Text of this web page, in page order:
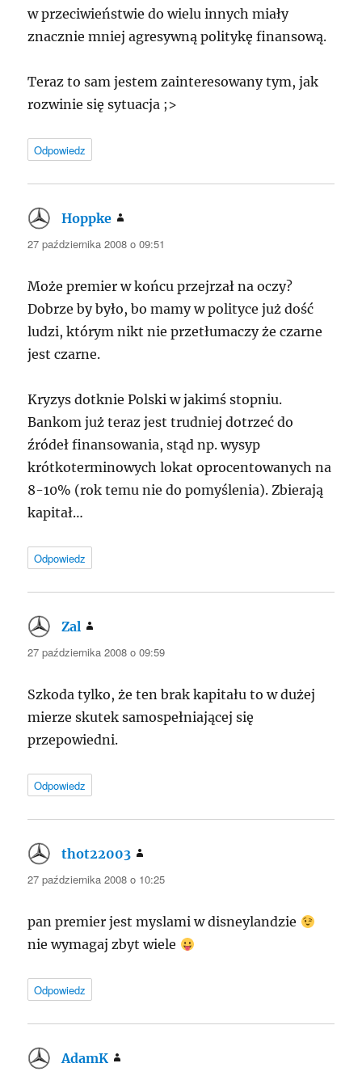
w przeciwieństwie do wielu innych miały
znacznie mniej agresywną politykę finansową.
Teraz to sam jestem zainteresowany tym, jak
rozwinie się sytuacja ;>
Odpowiedz
Hoppke
27 października 2008 o 09:51
Może premier w końcu przejrzał na oczy?
Dobrze by było, bo mamy w polityce już dość
ludzi, którym nikt nie przetłumaczy że czarne
jest czarne.
Kryzys dotknie Polski w jakimś stopniu.
Bankom już teraz jest trudniej dotrzeć do
źródeł finansowania, stąd np. wysyp
krótkoterminowych lokat oprocentowanych na
8-10% (rok temu nie do pomyślenia). Zbierają
kapitał…
Odpowiedz
Zal
27 października 2008 o 09:59
Szkoda tylko, że ten brak kapitału to w dużej
mierze skutek samospełniającej się
przepowiedni.
Odpowiedz
thot22003
27 października 2008 o 10:25
pan premier jest myslami w disneylandzie
nie wymagaj zbyt wiele
Odpowiedz
AdamK